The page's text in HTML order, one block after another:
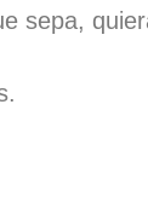
sepa,